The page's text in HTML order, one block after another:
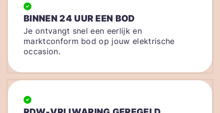
BINNEN 24 UUR EEN BOD
Je ontvangt snel een eerlijk en
marktconform bod op jouw elektrische
occasion.